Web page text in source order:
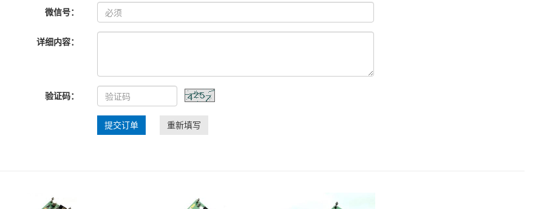
微信号：
详细内容：
验证码：
提交订单 重新填写